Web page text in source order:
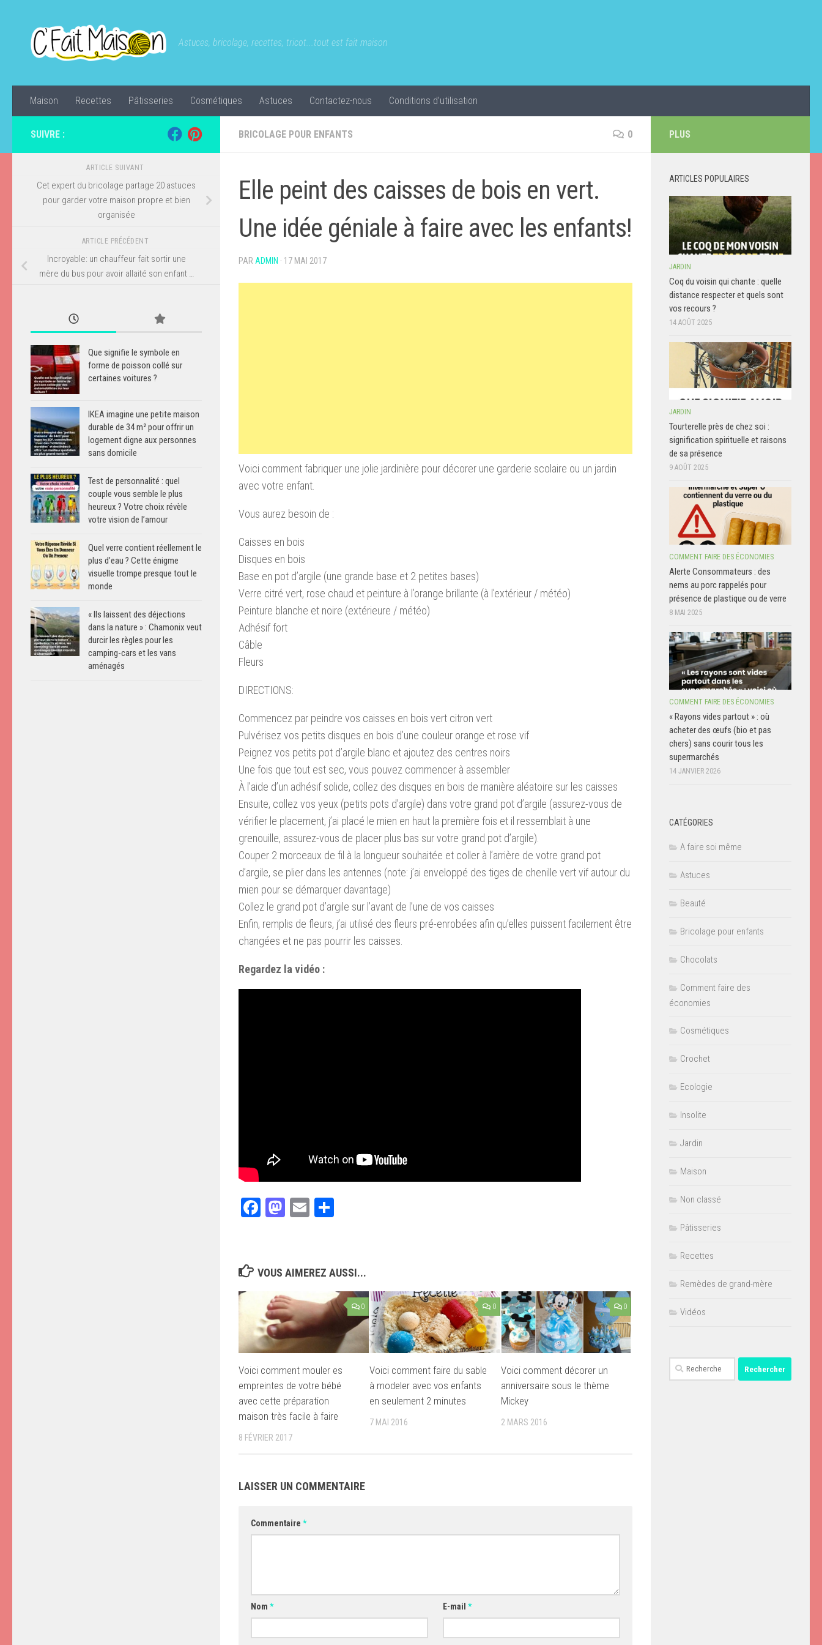
Astuces, bricolage, recettes, tricot...tout est fait maison
Maison Recettes Pâtisseries Cosmétiques Astuces Contactez-nous Conditions d’utilisation
BRICOLAGE POUR ENFANTS 0
Elle peint des caisses de bois en vert.
Une idée géniale à faire avec les enfants!
PAR ADMIN · 17 MAI 2017
Voici comment fabriquer une jolie jardinière pour décorer une garderie scolaire ou un jardin
avec votre enfant.
Vous aurez besoin de :
Caisses en bois
Disques en bois
Base en pot d’argile (une grande base et 2 petites bases)
Verre citré vert, rose chaud et peinture à l’orange brillante (à l’extérieur / météo)
Peinture blanche et noire (extérieure / météo)
Adhésif fort
Câble
Fleurs
DIRECTIONS:
Commencez par peindre vos caisses en bois vert citron vert
Pulvérisez vos petits disques en bois d’une couleur orange et rose vif
Peignez vos petits pot d’argile blanc et ajoutez des centres noirs
Une fois que tout est sec, vous pouvez commencer à assembler
À l’aide d’un adhésif solide, collez des disques en bois de manière aléatoire sur les caisses
Ensuite, collez vos yeux (petits pots d’argile) dans votre grand pot d’argile (assurez-vous de
vérifier le placement, j’ai placé le mien en haut la première fois et il ressemblait à une
grenouille, assurez-vous de placer plus bas sur votre grand pot d’argile).
Couper 2 morceaux de fil à la longueur souhaitée et coller à l’arrière de votre grand pot
d’argile, se plier dans les antennes (note: j’ai enveloppé des tiges de chenille vert vif autour du
mien pour se démarquer davantage)
Collez le grand pot d’argile sur l’avant de l’une de vos caisses
Enfin, remplis de fleurs, j’ai utilisé des fleurs pré-enrobées afin qu’elles puissent facilement être
changées et ne pas pourrir les caisses.
Regardez la vidéo :
Facebook
Mastodon
Email
VOUS AIMEREZ AUSSI...
0
Voici comment mouler es
empreintes de votre bébé
avec cette préparation
maison très facile à faire
8 FÉVRIER 2017
0
Voici comment faire du sable
à modeler avec vos enfants
en seulement 2 minutes
7 MAI 2016
0
Voici comment décorer un
anniversaire sous le thème
Mickey
2 MARS 2016
LAISSER UN COMMENTAIRE
Commentaire *
Nom * E-mail*
SUIVRE :
ARTICLE SUIVANT
Cet expert du bricolage partage 20 astuces
pour garder votre maison propre et bien
organisée
ARTICLE PRÉCÉDENT
Incroyable: un chauffeur fait sortir une
mère du bus pour avoir allaité son enfant …
Que signifie le symbole en
forme de poisson collé sur
certaines voitures ?
IKEA imagine une petite maison
durable de 34 m² pour offrir un
logement digne aux personnes
sans domicile
Test de personnalité : quel
couple vous semble le plus
heureux ? Votre choix révèle
votre vision de l’amour
Quel verre contient réellement le
plus d’eau ? Cette énigme
visuelle trompe presque tout le
monde
« Ils laissent des déjections
dans la nature » : Chamonix veut
durcir les règles pour les
camping-cars et les vans
aménagés
PLUS
ARTICLES POPULAIRES
JARDIN
Coq du voisin qui chante : quelle
distance respecter et quels sont
vos recours ?
14 AOÛT 2025
JARDIN
Tourterelle près de chez soi :
signification spirituelle et raisons
de sa présence
9 AOÛT 2025
COMMENT FAIRE DES ÉCONOMIES
Alerte Consommateurs : des
nems au porc rappelés pour
présence de plastique ou de verre
8 MAI 2025
COMMENT FAIRE DES ÉCONOMIES
« Rayons vides partout » : où
acheter des œufs (bio et pas
chers) sans courir tous les
supermarchés
14 JANVIER 2026
CATÉGORIES
A faire soi même
Astuces
Beauté
Bricolage pour enfants
Chocolats
Comment faire des
économies
Cosmétiques
Crochet
Ecologie
Insolite
Jardin
Maison
Non classé
Pâtisseries
Recettes
Remèdes de grand-mère
Vidéos
Rechercher :